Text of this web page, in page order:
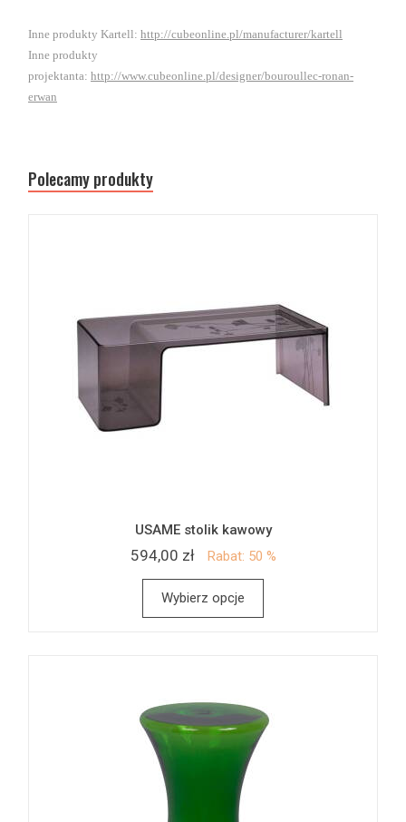
Inne produkty Kartell: http://cubeonline.pl/manufacturer/kartell
Inne produkty
projektanta: http://www.cubeonline.pl/designer/bouroullec-ronan-
erwan
Polecamy produkty
USAME stolik kawowy
594,00 zł Rabat: 50 %
Wybierz opcje